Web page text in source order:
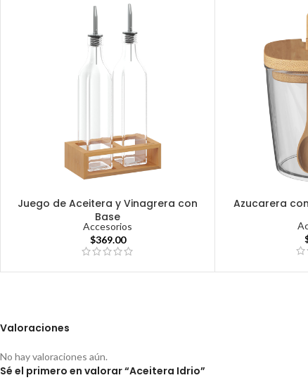
Juego de Aceitera y Vinagrera con
Base
Accesorios
$369.00
Azucarera
Valoraciones
No hay valoraciones aún.
Sé el primero en valorar “Aceitera Idrio”